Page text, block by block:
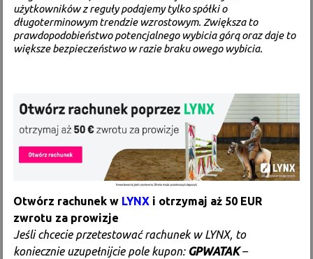
użytkowników z reguły podajemy tylko spółki o
długoterminowym trendzie wzrostowym. Zwiększa to
prawdopodobieństwo potencjalnego wybicia górą oraz daje to
większe bezpieczeństwo w razie braku owego wybicia.
Otwórz rachunek w LYNX i otrzymaj aż 50 EUR
zwrotu za prowizje
Jeśli chcecie przetestować rachunek w LYNX, to
koniecznie uzupełnijcie pole kupon: GPWATAK–